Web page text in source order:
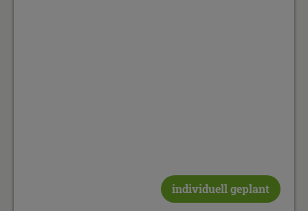
individuell geplant